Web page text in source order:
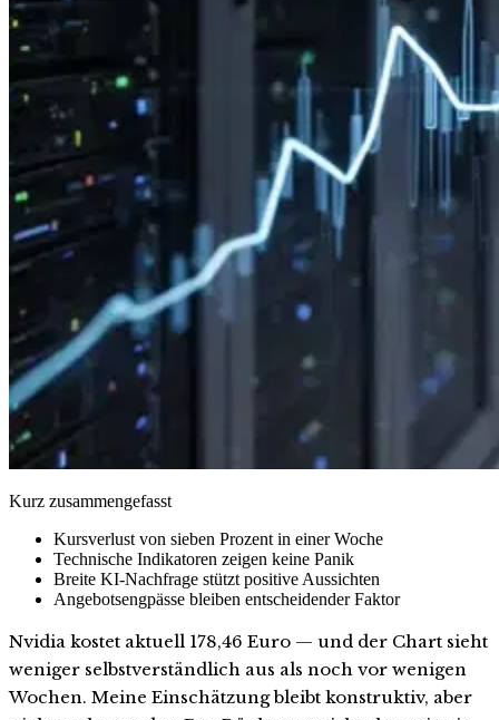
Kurz zusammengefasst
Kursverlust von sieben Prozent in einer Woche
Technische Indikatoren zeigen keine Panik
Breite KI-Nachfrage stützt positive Aussichten
Angebotsengpässe bleiben entscheidender Faktor
Nvidia kostet aktuell 178,46 Euro — und der Chart sieht
weniger selbstverständlich aus als noch vor wenigen
Wochen. Meine Einschätzung bleibt konstruktiv, aber